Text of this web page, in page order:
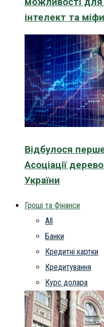
інтелект та
Відбулося
Асоціації
України
Гроші та Фінанси
All
Банки
Кредитні картки
Кредитування
Курс долара